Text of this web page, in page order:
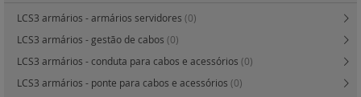
LCS3 armários - armários servidores (0)
LCS3 armários - gestão de cabos (0)
LCS3 armários - conduta para cabos e acessórios (0)
LCS3 armários - ponte para cabos e acessórios (0)